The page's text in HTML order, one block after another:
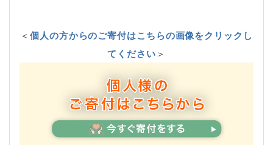
＜個人の方からのご寄付はこちらの画像をクリックし
てください＞